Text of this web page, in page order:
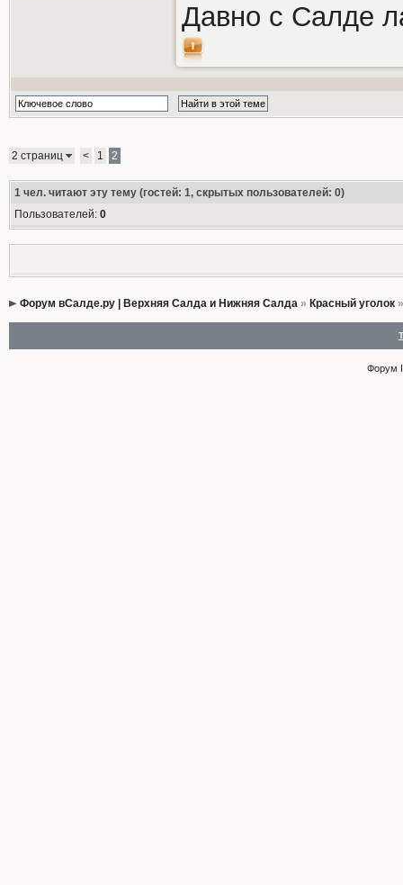
Давно с Салде
2 страниц < 1 2
1чел. читают эту тему (гостей: 1, скрытых пользователей: 0)
Пользователей: 0
Форум вСалде.ру | Верхняя Салда и Нижняя Салда» Красный уголок
Форум